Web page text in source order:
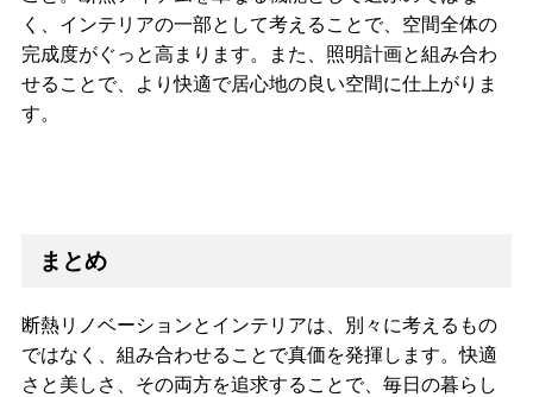
く、インテリアの一部として考えることで、空間全体の
完成度がぐっと高まります。また、照明計画と組み合わ
せることで、より快適で居心地の良い空間に仕上がりま
す。
まとめ
断熱リノベーションとインテリアは、別々に考えるもの
ではなく、組み合わせることで真価を発揮します。快適
さと美しさ、その両方を追求することで、毎日の暮らし